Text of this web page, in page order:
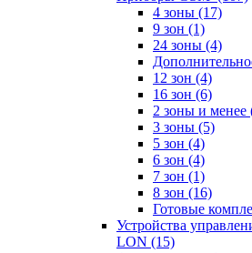
4 зоны (17)
9 зон (1)
24 зоны (4)
12 зон (4)
16 зон (6)
2 зоны и менее
3 зоны (5)
5 зон (4)
6 зон (4)
7 зон (1)
8 зон (16)
Готовые
Устройства
LON (15)